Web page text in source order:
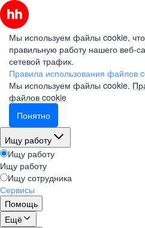
Мы используем файлы cookie,
правильную работу нашего веб-
сетевой трафик.
Правила использования файлов
Мы используем файлы cookie.
файлов cookie
Понятно
Ищу работу
Ищу работу
Ищу работу
Ищу сотрудника
Сервисы
Помощь
Ещё